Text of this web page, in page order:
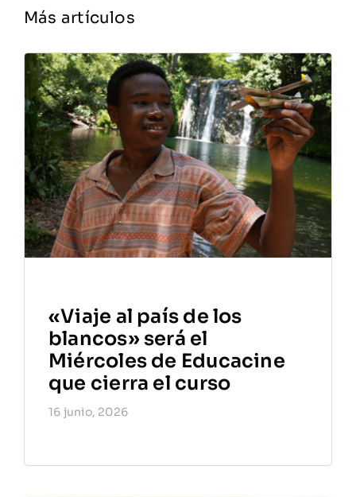
Más artículos
«Viaje al país de los
blancos» será el
Miércoles de Educacine
que cierra el curso
16 junio, 2026